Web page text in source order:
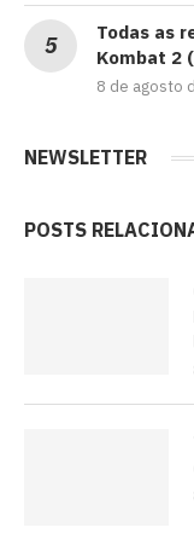
Todas as
Kombat 2
8 de agosto
NEWSLETTER
POSTS